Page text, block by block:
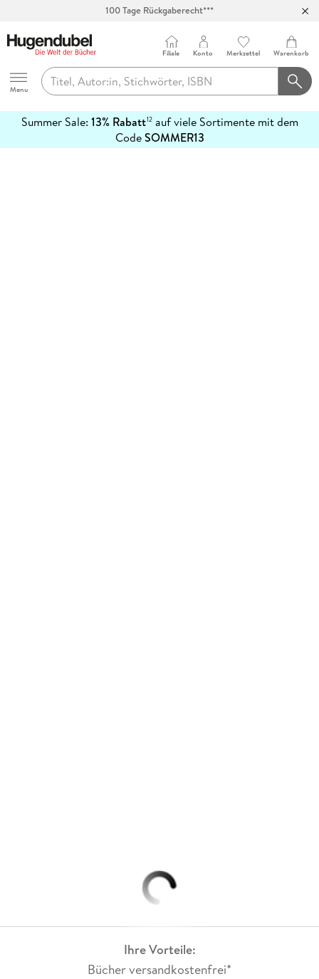
100 Tage Rückgaberecht***
Hugendubel
Menu
Filiale Konto Merkzettel Warenkorb
Summer Sale: 13% Rabatt12auf viele Sortimente mit dem
CodeSOMMER13
erfahren
Ihre Vorteile:
Bücher versandkostenfrei*